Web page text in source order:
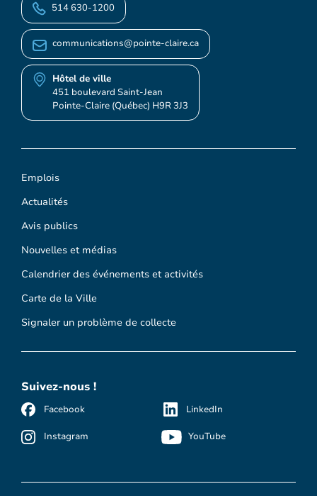
Emplois
Actualités
Avis publics
Nouvelles et médias
Calendrier des événements et activités
Carte de la Ville
Signaler un problème de collecte
514 630-1200
communications@pointe-claire.ca
Hôtel de ville
451 boulevard Saint-Jean
Pointe-Claire (Québec) H9R 3J3
Suivez-nous !
Facebook
Instagram
LinkedIn
YouTube